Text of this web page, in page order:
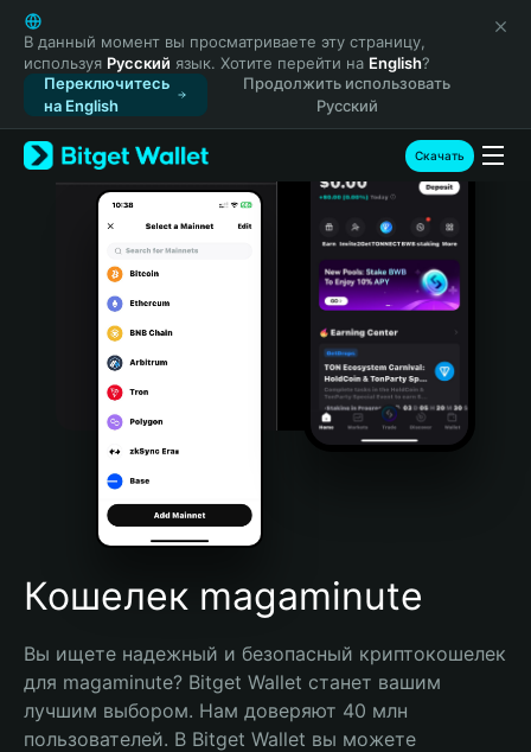
English
日本語
Tiếng Việt
Русский
Español (Latinoamérica)
Türkçe
Italiano
Português (Portugal)
Bahasa Indonesia
Português (Brasil)
Español (Argentina)
В данный момент вы просматриваете эту страницу,
используя Русский язык. Хотите перейти на English?
Переключитесь
на English
Продолжить использовать
Русский
Скачать
Кошелек magaminute
Вы ищете надежный и безопасный криптокошелек
для magaminute? Bitget Wallet станет вашим
лучшим выбором. Нам доверяют 40 млн
пользователей. В Bitget Wallet вы можете